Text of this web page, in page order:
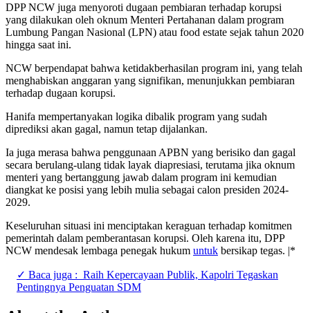
DPP NCW juga menyoroti dugaan pembiaran terhadap korupsi
yang dilakukan oleh oknum Menteri Pertahanan dalam program
Lumbung Pangan Nasional (LPN) atau food estate sejak tahun 2020
hingga saat ini.
NCW berpendapat bahwa ketidakberhasilan program ini, yang telah
menghabiskan anggaran yang signifikan, menunjukkan pembiaran
terhadap dugaan korupsi.
Hanifa mempertanyakan logika dibalik program yang sudah
diprediksi akan gagal, namun tetap dijalankan.
Ia juga merasa bahwa penggunaan APBN yang berisiko dan gagal
secara berulang-ulang tidak layak diapresiasi, terutama jika oknum
menteri yang bertanggung jawab dalam program ini kemudian
diangkat ke posisi yang lebih mulia sebagai calon presiden 2024-
2029.
Keseluruhan situasi ini menciptakan keraguan terhadap komitmen
pemerintah dalam pemberantasan korupsi. Oleh karena itu, DPP
NCW mendesak lembaga penegak hukum untuk bersikap tegas. |*
✓ Baca juga : Raih Kepercayaan Publik, Kapolri Tegaskan
Pentingnya Penguatan SDM